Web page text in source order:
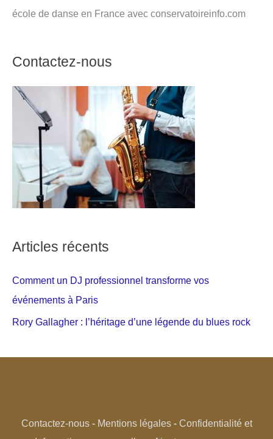
école de danse en France avec conservatoireinfo.com
Contactez-nous
Articles récents
Comment un DJ professionnel transforme vos
événements à Paris
Rory Gallagher : l’héritage d’une légende du blues rock
Contactez-nous- Mentions légales- Confidentialité et